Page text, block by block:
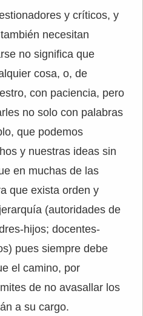
y críticos, y
necesitan
no significa que
cosa, o, de
con paciencia, pero
no solo con palabras
que podemos
y nuestras ideas sin
en muchas de las
que exista orden y
(autoridades de
hijos; docentes-
pues siempre debe
el camino, por
de no avasallar los
a su cargo.